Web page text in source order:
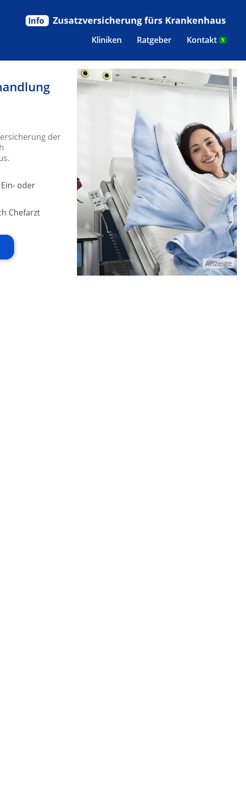
Kliniken
Ratgeber Kontakt 1
Info Zusatzversicherung fürs Krankenhaus
der
oder
Chefarzt
Anzeige